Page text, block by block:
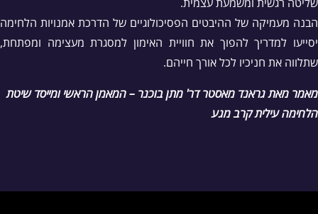
הבנה מעמיקה של ההיבטים הפסיכולוגיים של הדרכת אמנויות הלחימה
יסייעו למדריך להפוך את חוויית האימון למסגרת מעצימה ומפתחת,
שתלווה את חניכיו לכל אורך חייהם.
מאמר מאת גראנד מאסטר דר' מתן בוכנר – המאמן הראשי ומייסד שיטת
הלחימה עילית קרב מגע